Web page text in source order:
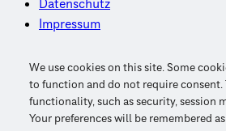
We use cookies on this site. Some
to function and do not require consent.
functionality, such as security, session
Your preferences will be remembered
Datenschutz
Impressum
© 2026 CDM Smith SE. Alle Rechte